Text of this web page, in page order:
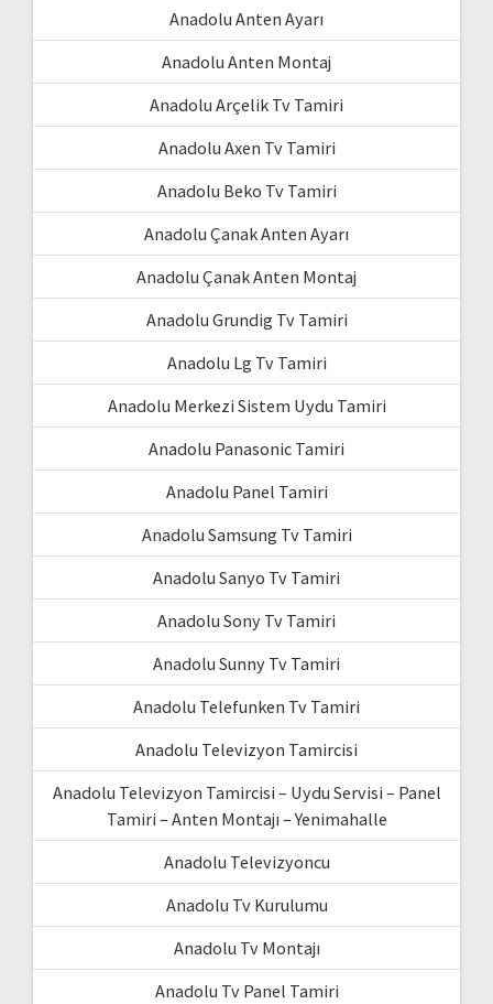
Anadolu Anten Ayarı
Anadolu Anten Montaj
Anadolu Arçelik Tv Tamiri
Anadolu Axen Tv Tamiri
Anadolu Beko Tv Tamiri
Anadolu Çanak Anten Ayarı
Anadolu Çanak Anten Montaj
Anadolu Grundig Tv Tamiri
Anadolu Lg Tv Tamiri
Anadolu Merkezi Sistem Uydu Tamiri
Anadolu Panasonic Tamiri
Anadolu Panel Tamiri
Anadolu Samsung Tv Tamiri
Anadolu Sanyo Tv Tamiri
Anadolu Sony Tv Tamiri
Anadolu Sunny Tv Tamiri
Anadolu Telefunken Tv Tamiri
Anadolu Televizyon Tamircisi
Anadolu Televizyon Tamircisi – Uydu Servisi – Panel
Tamiri – Anten Montajı – Yenimahalle
Anadolu Televizyoncu
Anadolu Tv Kurulumu
Anadolu Tv Montajı
Anadolu Tv Panel Tamiri